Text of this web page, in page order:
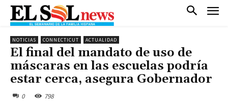
NOTICIAS CONNECTICUT ACTUALIDAD
El final del mandato de uso de
máscaras en las escuelas podría
estar cerca, asegura Gobernador
0 798